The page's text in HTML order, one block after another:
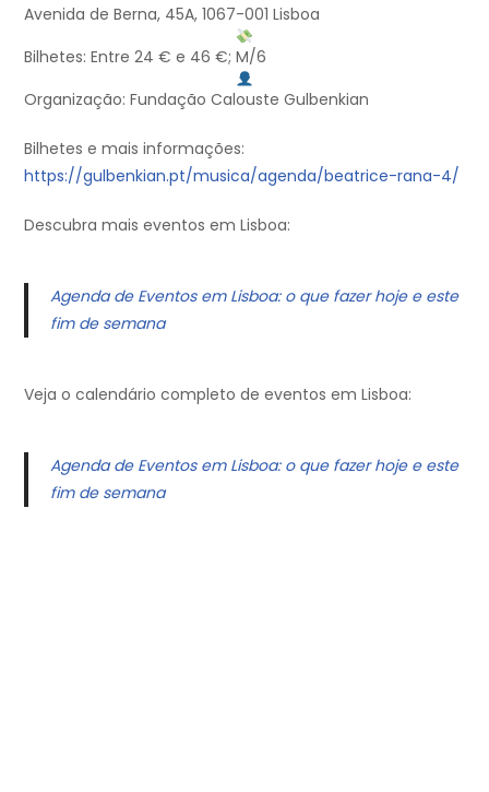
Avenida de Berna, 45A, 1067-001 Lisboa
Bilhetes: Entre 24 € e 46 €; M/6
Organização: Fundação Calouste Gulbenkian
Bilhetes e mais informações:
https://gulbenkian.pt/musica/agenda/beatrice-rana-4/
Descubra mais eventos em Lisboa:
Agenda de Eventos em Lisboa: o que fazer hoje e este
fim de semana
Veja o calendário completo de eventos em Lisboa:
Agenda de Eventos em Lisboa: o que fazer hoje e este
fim de semana